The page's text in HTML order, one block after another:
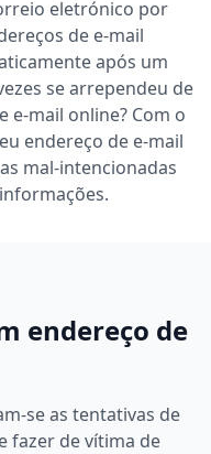
eletrónico por
de e-mail
após um
se arrependeu de
mail online? Com o
endereço de e-mail
mal-intencionadas
endereço de
se as tentativas de
fazer de vítima de